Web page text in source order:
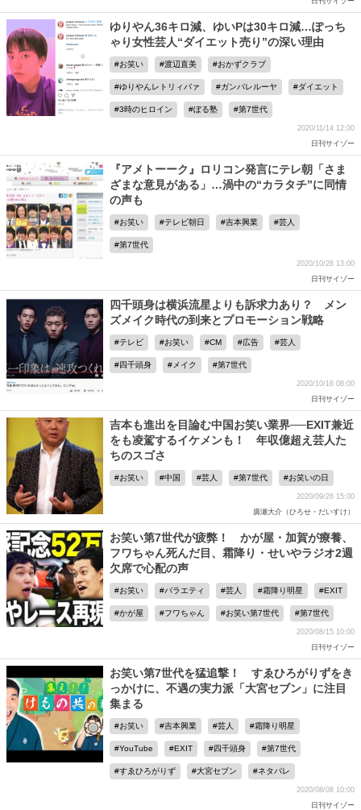
ゆりやん36キロ減、ゆいPは30キロ減…ぽっち
ゃり女性芸人“ダイエット売り”の深い理由
お笑い 渡辺直美 おかずクラブ
ゆりやんレトリィバァ ガンバレルーヤ ダイエット
3時のヒロイン ぼる塾 第7世代
2020/11/14 12:00
日刊サイゾー
『アメトーーク』ロリコン発言にテレ朝「さま
ざまな意見がある」…渦中の“カラタチ”に同情
の声も
お笑い テレビ朝日 吉本興業 芸人
第7世代
2020/10/28 13:00
日刊サイゾー
四千頭身は横浜流星よりも訴求力あり？ メン
ズメイク時代の到来とプロモーション戦略
テレビ お笑い CM 広告 芸人
四千頭身 メイク 第7世代
2020/10/16 08:00
日刊サイゾー
吉本も進出を目論む中国お笑い業界──EXIT兼近
をも凌駕するイケメンも！ 年収億超え芸人た
ちのスゴさ
お笑い 中国 芸人 第7世代 お笑いの日
2020/09/26 15:00
廣瀬大介（ひろせ・だいすけ）
お笑い第7世代が疲弊！ かが屋・加賀が療養、
フワちゃん死んだ目、霜降り・せいやラジオ2週
欠席で心配の声
お笑い バラエティ 芸人 霜降り明星 EXIT
かが屋 フワちゃん お笑い第7世代 第7世代
2020/08/15 10:00
日刊サイゾー
お笑い第7世代を猛追撃！ すゑひろがりずをき
っかけに、不遇の実力派「大宮セブン」に注目
集まる
お笑い 吉本興業 芸人 霜降り明星
YouTube EXIT 四千頭身 第7世代
すゑひろがりず 大宮セブン ネタパレ
2020/08/08 10:00
日刊サイゾー